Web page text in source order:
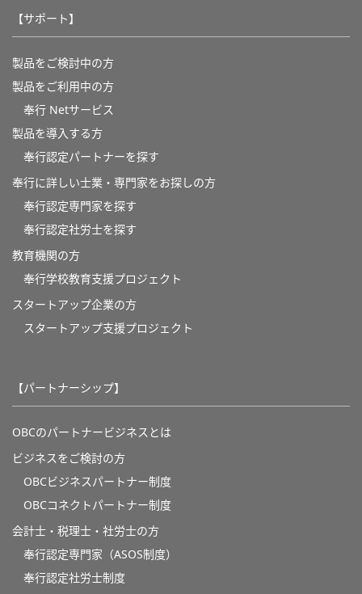
【サポート】
製品をご検討中の方
製品をご利用中の方
奉行 Netサービス
製品を導入する方
奉行認定パートナーを探す
奉行に詳しい士業・専門家をお探しの方
奉行認定専門家を探す
奉行認定社労士を探す
教育機関の方
奉⾏学校教育⽀援プロジェクト
スタートアップ企業の方
スタートアップ支援プロジェクト
【パートナーシップ】
OBCのパートナービジネスとは
ビジネスをご検討の方
OBCビジネスパートナー制度
OBCコネクトパートナー制度
会計士・税理士・社労士の方
奉行認定専門家（ASOS制度）
奉行認定社労士制度